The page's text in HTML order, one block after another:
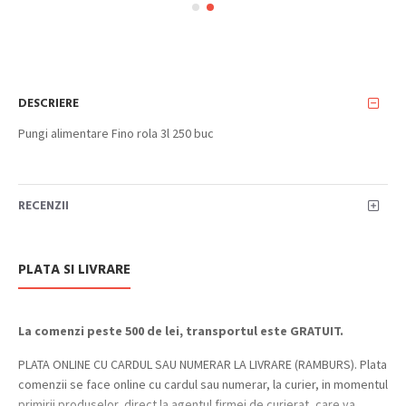
DESCRIERE
Pungi alimentare Fino rola 3l 250 buc
RECENZII
PLATA SI LIVRARE
La comenzi peste 500 de lei, transportul este GRATUIT.
PLATA ONLINE CU CARDUL SAU NUMERAR LA LIVRARE (RAMBURS). Plata
comenzii se face online cu cardul sau numerar, la curier, in momentul